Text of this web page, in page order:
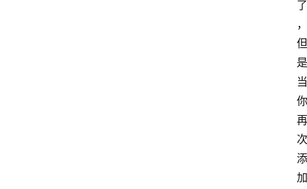
了
，
但
是
当
你
再
次
添
加